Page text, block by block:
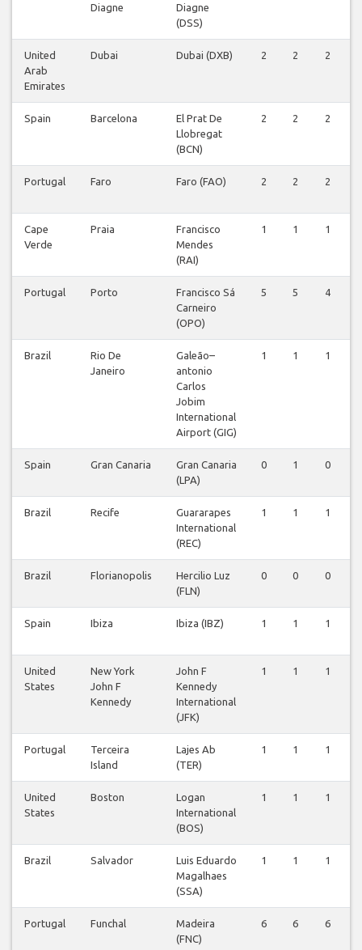
Diagne
Diagne
(DSS)
United
Arab
Emirates
Dubai Dubai (DXB) 2 2 2
Spain Barcelona
El Prat De
Llobregat
(BCN)
2 2 2
Portugal Faro Faro (FAO) 2 2 2
Cape
Verde
Praia
Francisco
Mendes
(RAI)
1 1 1
Portugal Porto
Francisco Sá
Carneiro
(OPO)
5 5 4
Brazil
Rio De
Janeiro
Galeão–
antonio
Carlos
Jobim
International
Airport (GIG)
1 1 1
Spain Gran Canaria
Gran Canaria
(LPA)
0 1 0
Brazil Recife
Guararapes
International
(REC)
1 1 1
Brazil Florianopolis
Hercilio Luz
(FLN)
0 0 0
Spain Ibiza Ibiza (IBZ) 1 1 1
United
States
New York
John F
Kennedy
John F
Kennedy
International
(JFK)
1 1 1
Portugal
Terceira
Island
Lajes Ab
(TER)
1 1 1
United
States
Boston
Logan
International
(BOS)
1 1 1
Brazil Salvador
Luis Eduardo
Magalhaes
(SSA)
1 1 1
Portugal Funchal
Madeira
(FNC)
6 6 6